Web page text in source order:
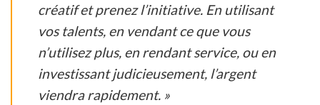
créatif et prenez l’initiative. En utilisant
vos talents, en vendant ce que vous
n’utilisez plus, en rendant service, ou en
investissant judicieusement, l’argent
viendra rapidement. »